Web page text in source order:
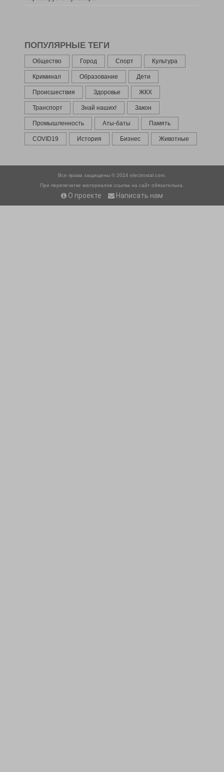
ПОПУЛЯРНЫЕ ТЕГИ
Общество Город Спорт Культура
Криминал Образование Дети
Происшествия Здоровье ЖКХ
Транспорт Знай наших! Закон
Промышленность Аты-баты Память
COVID19 История Бизнес Животные
Все права защищены © 2024 electrostal.com.
При перепечатке материалов ссылка на сайт обязательна.
О проекте Написать нам